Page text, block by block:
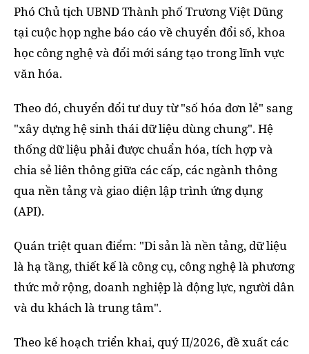
Phó Chủ tịch UBND Thành phố Trương Việt Dũng
tại cuộc họp nghe báo cáo về chuyển đổi số, khoa
học công nghệ và đổi mới sáng tạo trong lĩnh vực
văn hóa.
Theo đó, chuyển đổi tư duy từ "số hóa đơn lẻ" sang
"xây dựng hệ sinh thái dữ liệu dùng chung". Hệ
thống dữ liệu phải được chuẩn hóa, tích hợp và
chia sẻ liên thông giữa các cấp, các ngành thông
qua nền tảng và giao diện lập trình ứng dụng
(API).
Quán triệt quan điểm: "Di sản là nền tảng, dữ liệu
là hạ tầng, thiết kế là công cụ, công nghệ là phương
thức mở rộng, doanh nghiệp là động lực, người dân
và du khách là trung tâm".
Theo kế hoạch triển khai, quý II/2026, đề xuất các